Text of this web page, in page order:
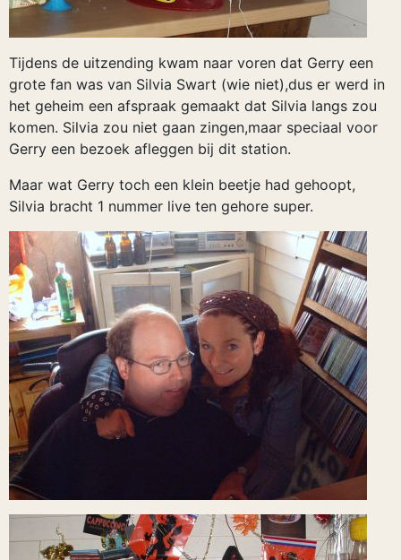
Tijdens de uitzending kwam naar voren dat Gerry een
grote fan was van Silvia Swart (wie niet),dus er werd in
het geheim een afspraak gemaakt dat Silvia langs zou
komen. Silvia zou niet gaan zingen,maar speciaal voor
Gerry een bezoek afleggen bij dit station.
Maar wat Gerry toch een klein beetje had gehoopt,
Silvia bracht 1 nummer live ten gehore super.